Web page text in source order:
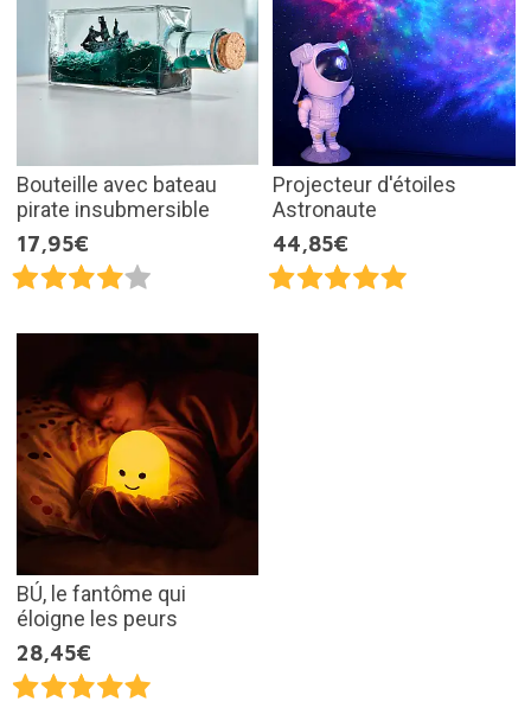
Bouteille avec bateau
pirate insubmersible
17,95€
Projecteur d'étoiles
Astronaute
44,85€
BÚ, le fantôme qui
éloigne les peurs
28,45€